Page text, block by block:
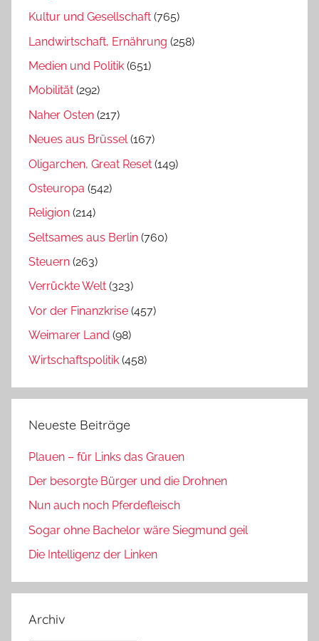
Kultur und Gesellschaft (765)
Landwirtschaft, Ernährung (258)
Medien und Politik (651)
Mobilität (292)
Naher Osten (217)
Neues aus Brüssel(167)
Oligarchen, Great Reset (149)
Osteuropa (542)
Religion (214)
Seltsames aus Berlin (760)
Steuern (263)
Verrückte Welt (323)
Vor der Finanzkrise (457)
Weimarer Land (98)
Wirtschaftspolitik (458)
Neueste Beiträge
Plauen – für Links das Grauen
Der besorgte Bürger und die Drohnen
Nun auch noch Pferdefleisch
Sogar ohne Bachelor wäre Siegmund geil
Die Intelligenz der Linken
Archiv